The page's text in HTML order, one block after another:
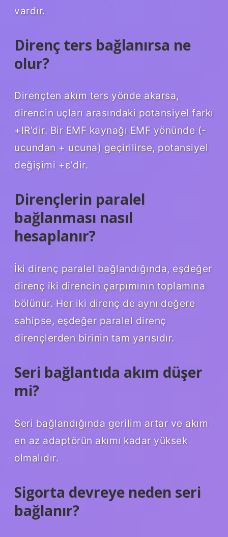
vardır.
Direnç ters bağlanırsa ne
olur?
Dirençten akım ters yönde akarsa,
direncin uçları arasındaki potansiyel farkı
+IR’dir. Bir EMF kaynağı EMF yönünde (-
ucundan + ucuna) geçirilirse, potansiyel
değişimi +ε’dir.
Dirençlerin paralel
bağlanması nasıl
hesaplanır?
İki direnç paralel bağlandığında, eşdeğer
direnç iki direncin çarpımının toplamına
bölünür. Her iki direnç de aynı değere
sahipse, eşdeğer paralel direnç
dirençlerden birinin tam yarısıdır.
Seri bağlantıda akım düşer
mi?
Seri bağlandığında gerilim artar ve akım
en az adaptörün akımı kadar yüksek
olmalıdır.
Sigorta devreye neden seri
bağlanır?